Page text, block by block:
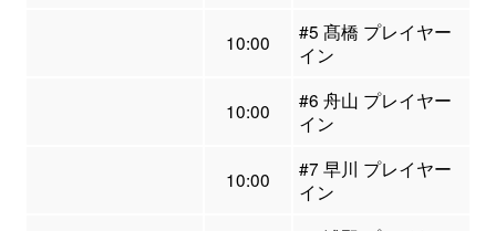
10:00
#5 髙橋 プレイヤー
イン
10:00
#6 舟山 プレイヤー
イン
10:00
#7 早川 プレイヤー
イン